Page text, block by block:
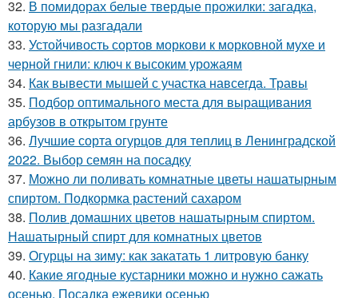
32. В помидорах белые твердые прожилки: загадка,
которую мы разгадали
33. Устойчивость сортов моркови к морковной мухе и
черной гнили: ключ к высоким урожаям
34. Как вывести мышей с участка навсегда. Травы
35. Подбор оптимального места для выращивания
арбузов в открытом грунте
36. Лучшие сорта огурцов для теплиц в Ленинградской
2022. Выбор семян на посадку
37. Можно ли поливать комнатные цветы нашатырным
спиртом. Подкормка растений сахаром
38. Полив домашних цветов нашатырным спиртом.
Нашатырный спирт для комнатных цветов
39. Огурцы на зиму: как закатать 1 литровую банку
40. Какие ягодные кустарники можно и нужно сажать
осенью. Посадка ежевики осенью